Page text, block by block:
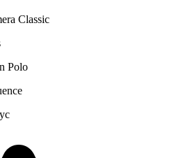
Classic
Polo